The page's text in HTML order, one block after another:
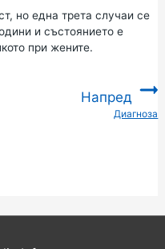
но една трета случаи се
и състоянието е
при жените.
Напред
Диагноза